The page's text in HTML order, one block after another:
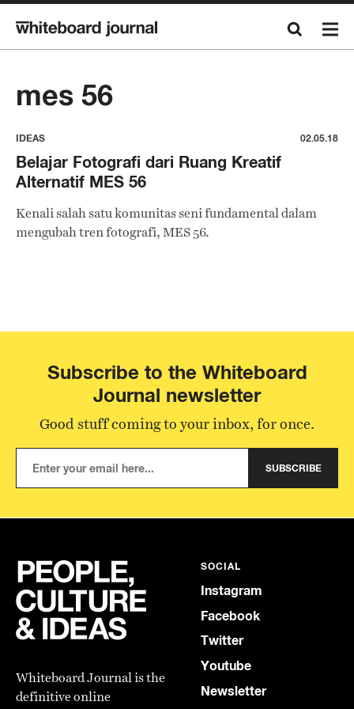
mes 56
IDEAS 02.05.18
Belajar Fotografi dari Ruang Kreatif
Alternatif MES 56
Kenali salah satu komunitas seni fundamental dalam
mengubah tren fotografi, MES 56.
Subscribe to the Whiteboard
Journal newsletter
Good stuff coming to your inbox, for once.
SUBSCRIBE
Whiteboard Journal is the
definitive online
SOCIAL
Instagram
Facebook
Twitter
Youtube
Newsletter